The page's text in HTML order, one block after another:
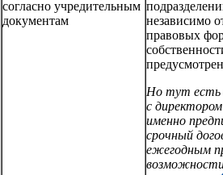
согласно учредительным
документам
независимо
правовых
Но тут есть
с
именно
срочный
ежегодным
возможности